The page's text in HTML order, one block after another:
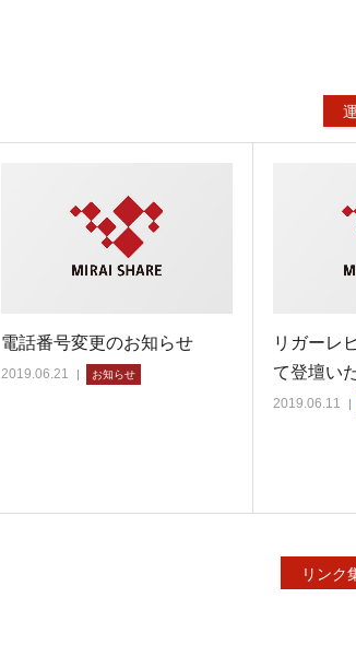
電話番号変更のお知らせ
2019.06.21 お知らせ
リガーレ
て登壇い
2019.06.11
リンク